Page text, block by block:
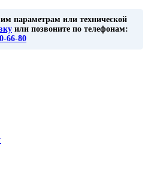
параметрам или технической
или позвоните по телефонам:
66-80